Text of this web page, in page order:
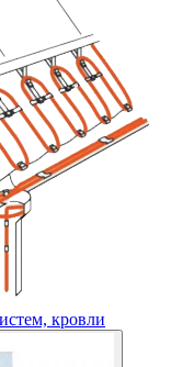
кровли